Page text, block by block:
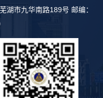
湖市九华南路189号 邮编：